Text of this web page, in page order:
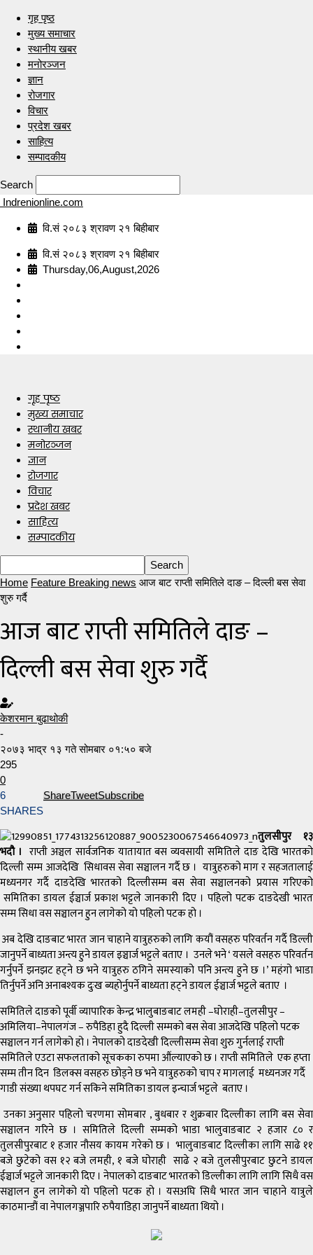
गृह पृष्ठ
मुख्य समाचार
स्थानीय खबर
मनोरञ्जन
ज्ञान
रोजगार
विचार
प्रदेश खबर
साहित्य
सम्पादकीय
Search
Indrenionline.com
वि.सं २०८३ श्रावण २१ बिहीबार
वि.सं २०८३ श्रावण २१ बिहीबार
Thursday,06,August,2026
गृह पृष्ठ
मुख्य समाचार
स्थानीय खबर
मनोरञ्जन
ज्ञान
रोजगार
विचार
प्रदेश खबर
साहित्य
सम्पादकीय
Home Feature Breaking news आज बाट राप्ती समितिले दाङ – दिल्ली बस सेवा
शुरु गर्दै
आज बाट राप्ती समितिले दाङ –
दिल्ली बस सेवा शुरु गर्दै
केशरमान बुढाथोकी
-
२०७३ भाद्र १३ गते सोमबार ०१:५० बजे
295
0
6
SHARES
ShareTweetSubscribe
तुलसीपुर १३
भदौ । राप्ती अञ्चल सार्वजनिक यातायात बस व्यवसायी समितिले दाङ देखि भारतको
दिल्ली सम्म आजदेखि सिधावस सेवा सञ्चालन गर्दै छ । यात्रुहरुको माग र सहजतालाई
मध्यनगर गर्दै दाङदेखि भारतको दिल्लीसम्म बस सेवा सञ्चालनको प्रयास गरिएको
समितिका डायल ईञ्चार्ज प्रकाश भट्टले जानकारी दिए । पहिलो पटक दाङदेखी भारत
सम्म सिधा वस सञ्चालन हुन लागेको यो पहिलो पटक हो ।
अब देखि दाङबाट भारत जान चाहाने यात्रुहरुको लागि कयौं वसहरु परिवर्तन गर्दै डिल्ली
जानुपर्ने बाध्यता अन्त्य हुने डायल इञ्चार्ज भट्टले बताए । उनले भने ‘ यसले वसहरु परिवर्तन
गर्नुपर्ने झनझट हट्ने छ भने यात्रुहरु ठगिने समस्याको पनि अन्त्य हुने छ ।’ महंगो भाडा
तिर्नुपर्ने अनि अनाबश्यक दुःख ब्यहोर्नुपर्ने बाध्यता हट्ने डायल ईञ्चार्ज भट्टले बताए ।
समितिले दाङको पूर्वी व्यापारिक केन्द्र भालुबाङबाट लमही –घोराही–तुलसीपुर –
अमिलिया–नेपालगंज – रुपैडिहा हुदै दिल्ली सम्मको बस सेवा आजदेखि पहिलो पटक
सञ्चालन गर्न लागेको हो । नेपालको दाङदेखी दिल्लीसम्म सेवा शुरु गुर्नलाई राप्ती
समितिले एउटा सफलताको सूचकका रुपमा औंल्याएको छ । राप्ती समितिले एक हप्ता
सम्म तीन दिन डिलक्स वसहरु छोड्ने छ भने यात्रुहरुको चाप र मागलाई मध्यनजर गर्दै
गाडी संख्या थपघट गर्न सकिने समितिका डायल इन्चार्ज भट्टले बताए ।
उनका अनुसार पहिलो चरणमा सोमबार , बुधबार र शुक्रबार दिल्लीका लागि बस सेवा
सञ्चालन गरिने छ । समितिले दिल्ली सम्मको भाडा भालुवाङबाट २ हजार ८० र
तुलसीपुरबाट १ हजार नौसय कायम गरेको छ । भालुवाङबाट दिल्लीका लागि साढे ११
बजे छुटेको वस १२ बजे लमही, १ बजे घोराही साढे २ बजे तुलसीपुरबाट छुटने डायल
ईञ्चार्ज भट्टले जानकारी दिए । नेपालको दाङबाट भारतको डिल्लीका लागि लागि सिधै वस
सञ्चालन हुन लागेको यो पहिलो पटक हो । यसअघि सिधै भारत जान चाहाने यात्रुले
काठमान्डौं वा नेपालगञ्जपारि रुपैयाडिहा जानुपर्ने बाध्यता थियो ।